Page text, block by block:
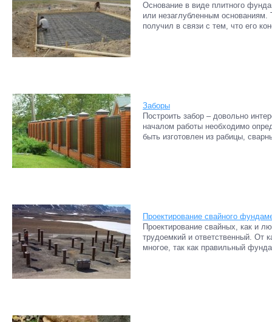
Основание в виде плитного
или незаглубленным
получил в связи с тем, что его
Заборы
Построить забор – довольно
началом работы необходимо
быть изготовлен из рабицы,
Проектирование свайного
Проектирование свайных, как и
трудоемкий и ответственный. От
многое, так как правильный